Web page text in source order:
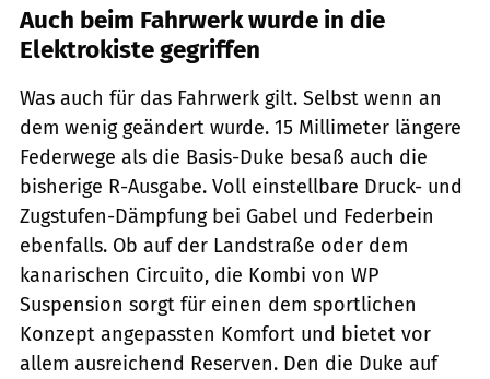
Auch beim Fahrwerk wurde in die
Elektrokiste gegriffen
Was auch für das Fahrwerk gilt. Selbst wenn an
dem wenig geändert wurde. 15 Millimeter längere
Federwege als die Basis-Duke besaß auch die
bisherige R-Ausgabe. Voll einstellbare Druck- und
Zugstufen-Dämpfung bei Gabel und Federbein
ebenfalls. Ob auf der Landstraße oder dem
kanarischen Circuito, die Kombi von WP
Suspension sorgt für einen dem sportlichen
Konzept angepassten Komfort und bietet vor
allem ausreichend Reserven. Den die Duke auf